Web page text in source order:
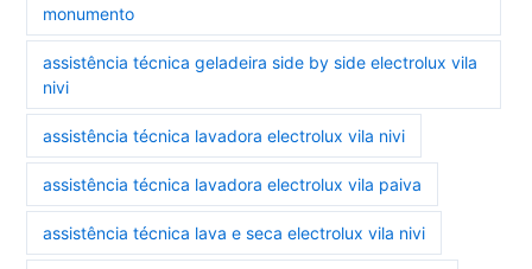
monumento
assistência técnica geladeira side by side electrolux vila
nivi
assistência técnica lavadora electrolux vila nivi
assistência técnica lavadora electrolux vila paiva
assistência técnica lava e seca electrolux vila nivi